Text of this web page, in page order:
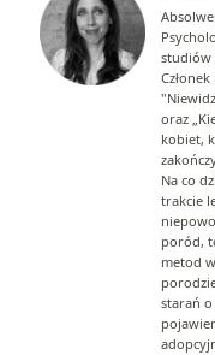
studiów
oraz
kobiet,
Na co
trakcie
poród,
metod
starań o